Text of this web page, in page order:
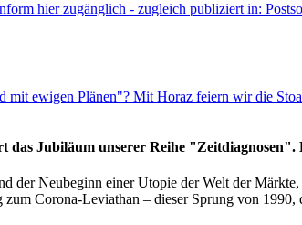
hier zugänglich - zugleich publiziert in:
mit ewigen Plänen"? Mit Horaz feiern wir die
das Jubiläum unserer Reihe
der Neubeginn einer Utopie der Welt der
zum Corona-Leviathan – dieser Sprung von